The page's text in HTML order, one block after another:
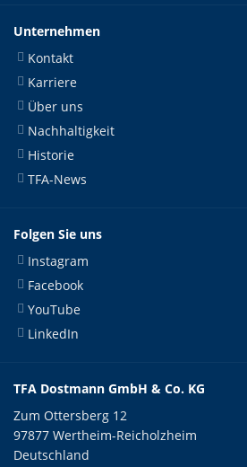
Unternehmen
Kontakt
Karriere
Über uns
Nachhaltigkeit
Historie
TFA-News
Folgen Sie uns
Instagram
Facebook
YouTube
LinkedIn
TFA Dostmann GmbH & Co. KG
Zum Ottersberg 12
97877 Wertheim-Reicholzheim
Deutschland